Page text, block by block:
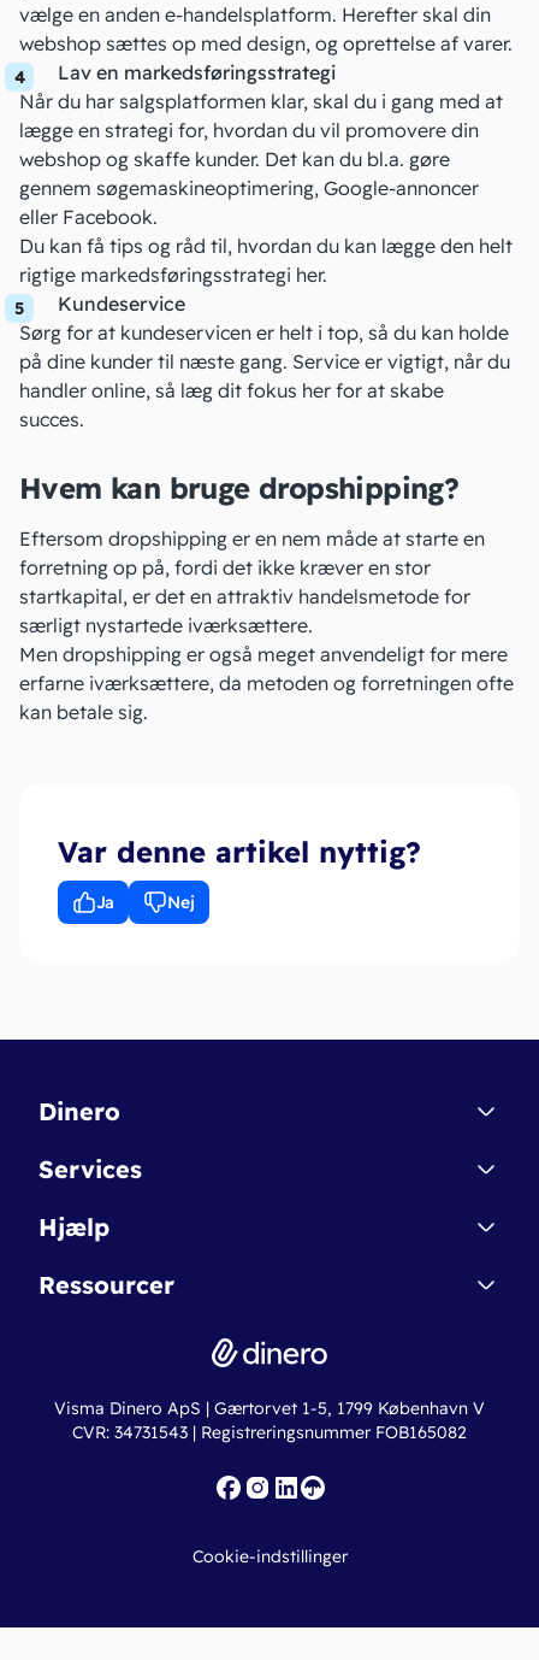
vælge en anden e-handelsplatform. Herefter skal din
webshop sættes op med design, og oprettelse af varer.
Lav en markedsføringsstrategi
Når du har salgsplatformen klar, skal du i gang med at
lægge en strategi for, hvordan du vil promovere din
webshop og skaffe kunder. Det kan du bl.a. gøre
gennem søgemaskineoptimering, Google-annoncer
eller Facebook.
Du kan få tips og råd til, hvordan du kan lægge den helt
rigtige markedsføringsstrategi her.
Kundeservice
Sørg for at kundeservicen er helt i top, så du kan holde
på dine kunder til næste gang. Service er vigtigt, når du
handler online, så læg dit fokus her for at skabe
succes.
Hvem kan bruge dropshipping?
Eftersom dropshipping er en nem måde at starte en
forretning op på, fordi det ikke kræver en stor
startkapital, er det en attraktiv handelsmetode for
særligt nystartede iværksættere.
Men dropshipping er også meget anvendeligt for mere
erfarne iværksættere, da metoden og forretningen ofte
kan betale sig.
Var denne artikel nyttig?
Ja Nej
Dinero
Kontakt
Betingelser & Sikkerhed
Nye funktioner
Services
Dinero Starter
Dinero Pro
Erhvervslån
Fakturaskabeloner
Hjælp
Regnskabsordbogen
Online regnskabskurser
Ressourcer
Ny virksomhed
Iværksætterlegat
Visma Dinero ApS | Gærtorvet 1-5, 1799 København V
CVR: 34731543 | Registreringsnummer FOB165082
Cookie-indstillinger